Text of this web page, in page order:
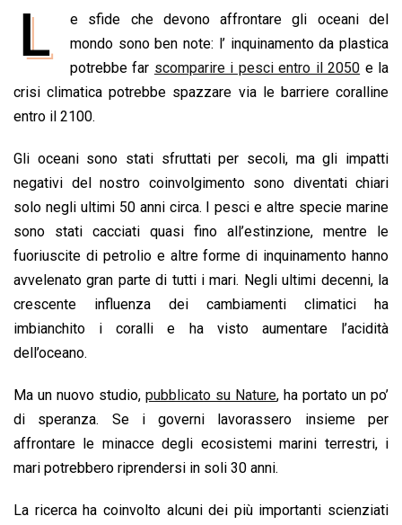
o
o
a
t
s
A
n
k
e
d
r
e
a
d
a
i
l
p
y
L
i
i
n
t
L
e sfide che devono affrontare gli oceani del
mondo sono ben note: l’ inquinamento da plastica
potrebbe far scomparire i pesci entro il 2050 e la
crisi climatica potrebbe spazzare via le barriere coralline
entro il 2100.
Gli oceani sono stati sfruttati per secoli, ma gli impatti
negativi del nostro coinvolgimento sono diventati chiari
solo negli ultimi 50 anni circa. I pesci e altre specie marine
sono stati cacciati quasi fino all’estinzione, mentre le
fuoriuscite di petrolio e altre forme di inquinamento hanno
avvelenato gran parte di tutti i mari. Negli ultimi decenni, la
crescente influenza dei cambiamenti climatici ha
imbianchito i coralli e ha visto aumentare l’acidità
dell’oceano.
Ma un nuovo studio, pubblicato su Nature, ha portato un po’
di speranza. Se i governi lavorassero insieme per
affrontare le minacce degli ecosistemi marini terrestri, i
mari potrebbero riprendersi in soli 30 anni.
La ricerca ha coinvolto alcuni dei più importanti scienziati